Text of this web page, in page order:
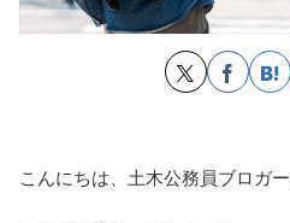
こんにちは、土木公務員ブロガー